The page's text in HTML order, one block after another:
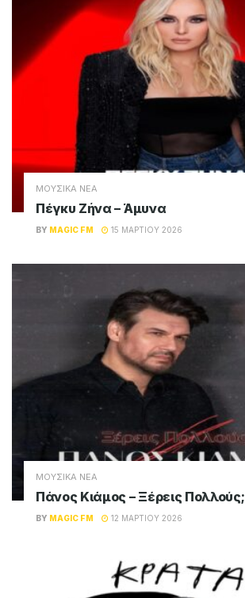
ΜΟΥΣΙΚΑ ΝΕΑ
Πέγκυ Ζήνα – Άμυνα
BY MAGIC FM 15 ΜΑΡΤΊΟΥ 2026
ΜΟΥΣΙΚΑ ΝΕΑ
Πάνος Κιάμος – Ξέρεις Πολλούς;
BY MAGIC FM 12 ΜΑΡΤΊΟΥ 2026